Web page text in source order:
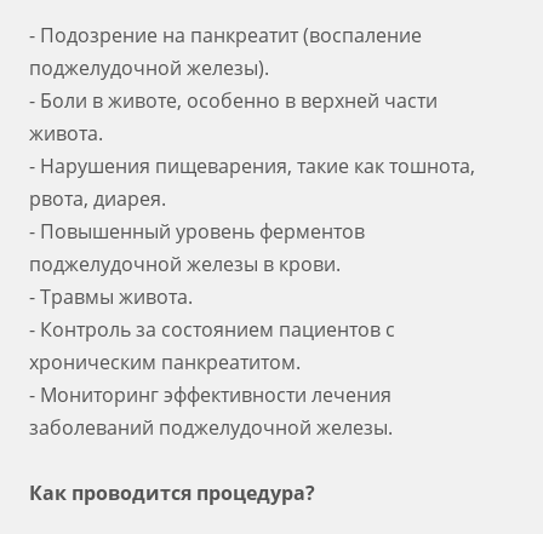
- Подозрение на панкреатит (воспаление
поджелудочной железы).
- Боли в животе, особенно в верхней части
живота.
- Нарушения пищеварения, такие как тошнота,
рвота, диарея.
- Повышенный уровень ферментов
поджелудочной железы в крови.
- Травмы живота.
- Контроль за состоянием пациентов с
хроническим панкреатитом.
- Мониторинг эффективности лечения
заболеваний поджелудочной железы.
Как проводится процедура?